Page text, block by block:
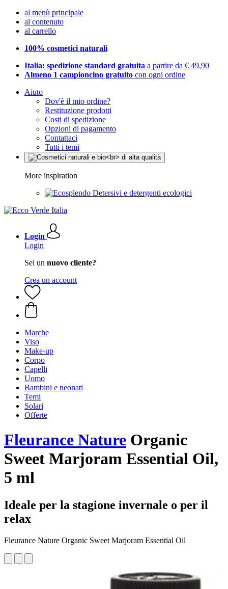
al menù principale
al contenuto
al carrello
100% cosmetici naturali
Italia: spedizione standard gratuita a partire da € 49,90
Almeno 1 campioncino gratuito con ogni ordine
Aiuto
Dov'è il mio ordine?
Restituzione prodotti
Costi di spedizione
Opzioni di pagamento
Contattaci
Tutti i temi
More inspiration
Detersivi e detergenti ecologici
Login
Login
Sei un nuovo cliente?
Crea un account
Marche
Viso
Make-up
Corpo
Capelli
Uomo
Bambini e neonati
Temi
Solari
Offerte
Fleurance Nature Organic
Sweet Marjoram Essential Oil,
5 ml
Ideale per la stagione invernale o per il
relax
Fleurance Nature Organic Sweet Marjoram Essential Oil